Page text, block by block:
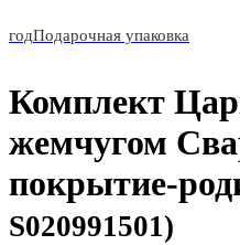
годПодарочная упаковка
Комплект
жемчугом
покрытие-
S020991501)